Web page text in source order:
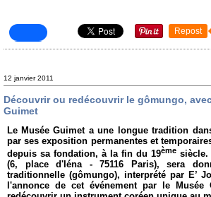
Repost
12 janvier 2011
Découvrir ou redécouvrir le gômungo,
Guimet
Le Musée Guimet a une longue tradition
par ses exposition permanentes et
depuis sa fondation, à la fin du 19ème siècle.
(6, place d'Iéna - 75116 Paris), sera
traditionnelle (gômungo),interprété par E’
l'annonce de cet événement par le